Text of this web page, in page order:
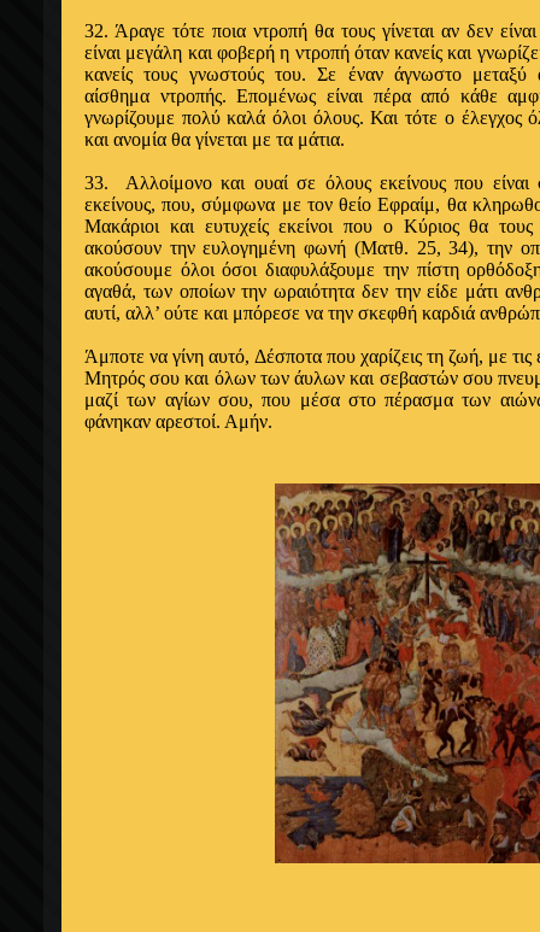
32. Άραγε τότε ποια ντροπή θα τους γίνεται αν δεν
είναι μεγάλη και φοβερή η ντροπή όταν κανείς και
κανείς τους γνωστούς του. Σε έναν άγνωστο μεταξύ
αίσθημα ντροπής. Ε­πομένως είναι πέρα από κάθε
γνωρίζουμε πολύ καλά όλοι ό­λους. Και τότε ο έλεγχος
και ανομία θα γίνεται με τα μάτια.
33. Αλλοίμονο και ουαί σε όλους εκείνους που
εκείνους, που, σύμφωνα με τον θείο Εφραίμ, θα
Μακάριοι και ευ­τυχείς εκείνοι που ο Κύριος θα
ακούσουν την ευλογημένη φωνή (Ματθ. 25, 34), την
ακούσουμε όλοι όσοι διαφυλάξουμε την πίστη
αγαθά, των οποίων την ωραιότητα δεν την είδε μάτι
αυτί, αλλ’ ούτε και μπόρεσε να την σκεφθή καρδιά
Άμποτε να γίνη αυτό, Δέσποτα που χαρίζεις τη ζωή, με τις
Μητρός σου και όλων των άυλων και σεβαστών σου
μαζί των αγίων σου, που μέσα στο πέρασμα των
φάνηκαν αρεστοί. Αμήν.